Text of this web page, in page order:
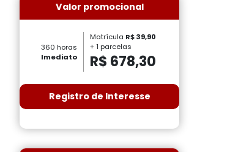
Valor promocional
360 horas
Imediato
Matrícula R$ 39,90
+ 1 parcelas
R$ 678,30
Registro de Interesse